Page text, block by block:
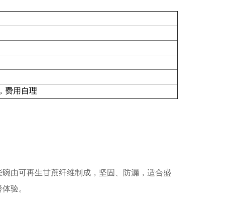
费用自理
由可再生甘蔗纤维制成，坚固、防漏，适合盛
验。